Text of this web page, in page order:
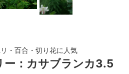
・百合・切り花に人気
ー：カサブランカ3.5